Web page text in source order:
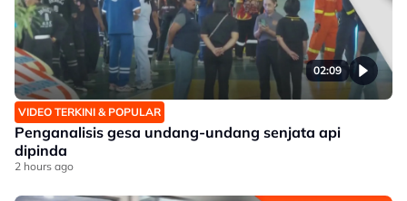
02:09
VIDEO TERKINI & POPULAR
Penganalisis gesa undang-undang senjata api
dipinda
2 hours ago